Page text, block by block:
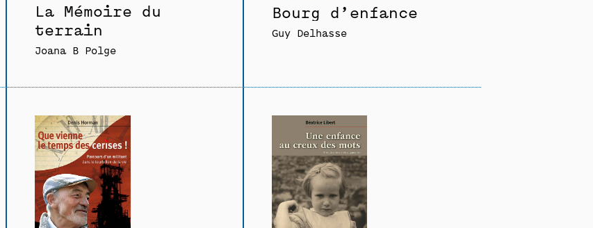
La Mémoire du
terrain
Joana B Polge
Bourg d’enfance
Guy Delhasse